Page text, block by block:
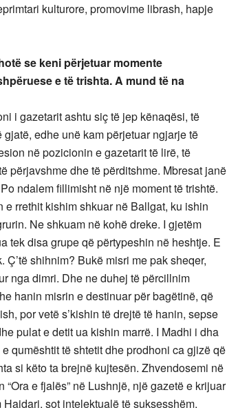
kulturore, promovime librash, hapje
se keni përjetuar momente
e të trishta. A mund të na
i gazetarit ashtu siç të jep kënaqësi, të
edhe unë kam përjetuar ngjarje të
në pozicionin e gazetarit të lirë, të
përjavshme dhe të përditshme. Mbresat janë
ndalem fillimisht në një moment të trishtë.
rrethit kishim shkuar në Ballgat, ku ishin
Ne shkuam në kohë dreke. I gjetëm
tek disa grupe që përtypeshin në heshtje. E
shihnim? Bukë misri me pak sheqer,
nga dimri. Dhe ne duhej të përcillnim
hanin misrin e destinuar për bagëtinë, që
por vetë s’kishin të drejtë të hanin, sepse
pulat e detit ua kishin marrë. I Madhi i dha
qumështit të shtetit dhe prodhoni ca gjizë që
si këto ta brejnë kujtesën. Zhvendosemi në
e fjalës” në Lushnjë, një gazetë e krijuar
sot intelektualë të suksesshëm,